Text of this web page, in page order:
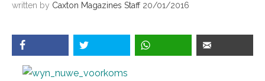
written by Caxton Magazines Staff 20/01/2016